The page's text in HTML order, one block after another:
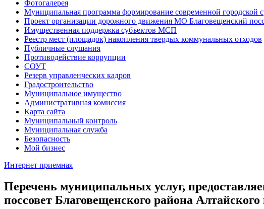
Фотогалерея
Муниципальная программа формирование современной городской
Проект организации дорожного движения МО Благовещенский
Имущественная поддержка субъектов МСП
Реестр мест (площадок) накопления твердых коммунальных отходов
Публичные слушания
Противодействие коррупции
СОУТ
Резерв управленческих кадров
Градостроительство
Муниципальное имущество
Административная комиссия
Карта сайта
Муниципальный контроль
Муниципальная служба
Безопасность
Мой бизнес
Интернет приемная
Перечень муниципальных услуг,
поссовет Благовещенского района Алтайского